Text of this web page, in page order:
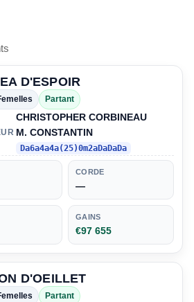
D'ESPOIR
Partant
CHRISTOPHER CORBINEAU
M. CONSTANTIN
Da6a4a4a(25)0m2aDaDaDa
CORDE
—
GAINS
€97 655
D'OEILLET
Partant